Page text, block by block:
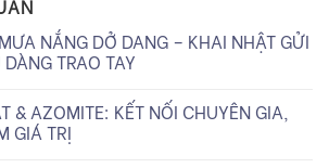
NẮNG DỞ DANG – KHAI NHẬT GỬI
TRAO TAY
& AZOMITE: KẾT NỐI CHUYÊN GIA,
GIÁ TRỊ